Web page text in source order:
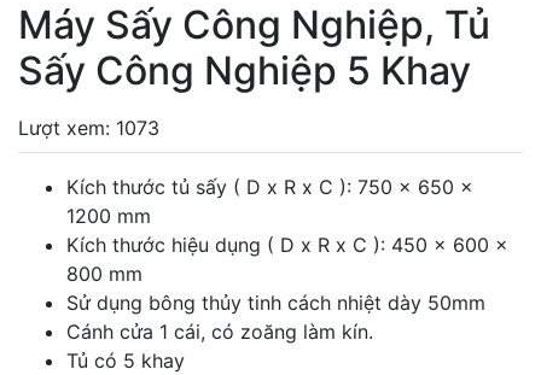
Máy Sấy Công Nghiệp, Tủ
Sấy Công Nghiệp 5 Khay
Lượt xem: 1073
Kích thước tủ sấy ( D x R x C ): 750 x 650 x
1200 mm
Kích thước hiệu dụng ( D x R x C ): 450 x 600 x
800 mm
Sử dụng bông thủy tinh cách nhiệt dày 50mm
Cánh cửa 1 cái, có zoăng làm kín.
Tủ có 5 khay